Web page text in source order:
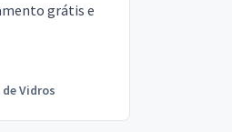
grátis e
Vidros